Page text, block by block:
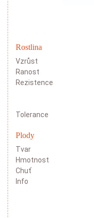
Rostlina
Vzrůst
Ranost
Rezistence
Tolerance
Plody
Tvar
Hmotnost
Chuť
Info